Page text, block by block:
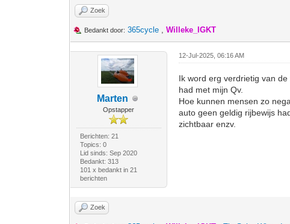
Zoek
Bedankt door: 365cycle ,Willeke_IGKT
Marten
Opstapper
Berichten: 21
Topics: 0
Lid sinds: Sep 2020
Bedankt: 313
101 x bedankt in 21
berichten
12-Jul-2025, 06:16 AM
Ik word erg verdrietig van
had met mijn Qv.
Hoe kunnen mensen zo
auto geen geldig rijbewijs
zichtbaar enzv.
Zoek